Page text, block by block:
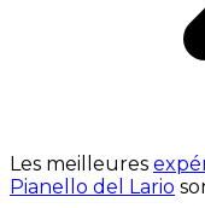
Les meilleures
Pianello del Lario